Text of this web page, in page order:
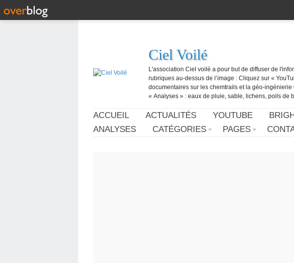
Ciel Voilé
L'association Ciel voilé a pour but de diffuser de
rubriques au-dessus de l’image : Cliquez sur «
documentaires sur les chemtrails et la géo-
« Analyses » : eaux de pluie, sable, lichens, poils de
ACCUEIL ACTUALITÉS YOUTUBE
ANALYSES
CATÉGORIES PAGES